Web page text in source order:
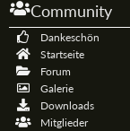
Community
Dankeschön
Startseite
Forum
Galerie
Downloads
Mitglieder